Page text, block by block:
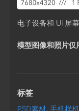
电子设备和 Ui 屏
模型图像和照片仅
标签
PSD素材, 手机样机